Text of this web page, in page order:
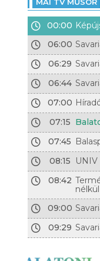
00:00
06:00
06:29
06:44
07:00
07:15
07:45
08:15
UNIV
08:42
nélkül
09:00
09:29